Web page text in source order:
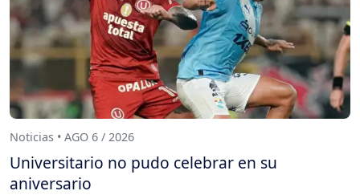
Noticias • AGO 6 / 2026
Universitario no pudo celebrar en su
aniversario